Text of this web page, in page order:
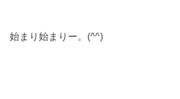
始まり始まりー。(^^)